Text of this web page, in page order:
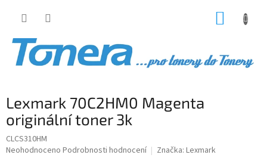
Lexmark 70C2HM0 Magenta
originální toner 3k
CLCS310HM
Průměrné
Neohodnoceno Podrobnosti hodnocení Značka: Lexmark